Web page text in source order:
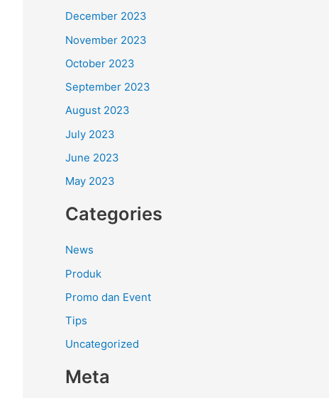
December 2023
November 2023
October 2023
September 2023
August 2023
July 2023
June 2023
May 2023
Categories
News
Produk
Promo dan Event
Tips
Uncategorized
Meta